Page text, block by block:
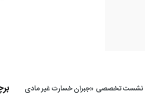
نشست تخصصی «جبران خسارت غیر مادی